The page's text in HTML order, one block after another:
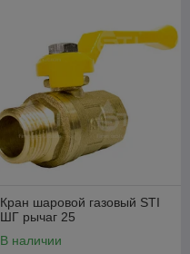
Кран шаровой газовый STI
ШГ рычаг 25
В наличии